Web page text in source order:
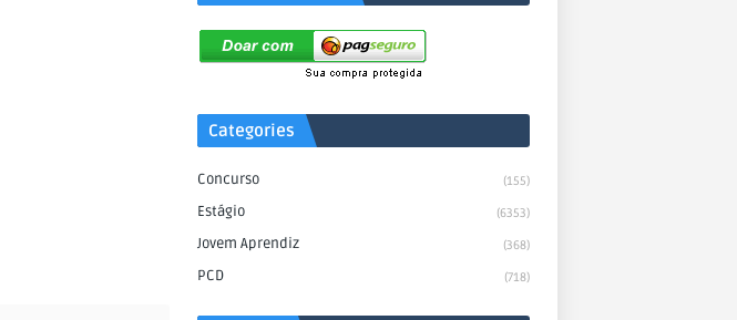
Categories
Concurso (155)
Estágio (6353)
Jovem Aprendiz (368)
PCD (718)